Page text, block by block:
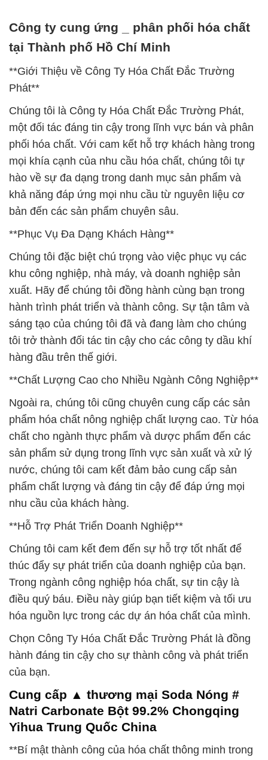
Công ty cung ứng _ phân phối hóa chất
tại Thành phố Hồ Chí Minh
**Giới Thiệu về Công Ty Hóa Chất Đắc Trường
Phát**
Chúng tôi là Công ty Hóa Chất Đắc Trường Phát,
một đối tác đáng tin cậy trong lĩnh vực bán và phân
phối hóa chất. Với cam kết hỗ trợ khách hàng trong
mọi khía cạnh của nhu cầu hóa chất, chúng tôi tự
hào về sự đa dạng trong danh mục sản phẩm và
khả năng đáp ứng mọi nhu cầu từ nguyên liệu cơ
bản đến các sản phẩm chuyên sâu.
**Phục Vụ Đa Dạng Khách Hàng**
Chúng tôi đặc biệt chú trọng vào việc phục vụ các
khu công nghiệp, nhà máy, và doanh nghiệp sản
xuất. Hãy để chúng tôi đồng hành cùng bạn trong
hành trình phát triển và thành công. Sự tận tâm và
sáng tạo của chúng tôi đã và đang làm cho chúng
tôi trở thành đối tác tin cậy cho các công ty dầu khí
hàng đầu trên thế giới.
**Chất Lượng Cao cho Nhiều Ngành Công Nghiệp**
Ngoài ra, chúng tôi cũng chuyên cung cấp các sản
phẩm hóa chất nông nghiệp chất lượng cao. Từ hóa
chất cho ngành thực phẩm và dược phẩm đến các
sản phẩm sử dụng trong lĩnh vực sản xuất và xử lý
nước, chúng tôi cam kết đảm bảo cung cấp sản
phẩm chất lượng và đáng tin cậy để đáp ứng mọi
nhu cầu của khách hàng.
**Hỗ Trợ Phát Triển Doanh Nghiệp**
Chúng tôi cam kết đem đến sự hỗ trợ tốt nhất để
thúc đẩy sự phát triển của doanh nghiệp của bạn.
Trong ngành công nghiệp hóa chất, sự tin cậy là
điều quý báu. Điều này giúp bạn tiết kiệm và tối ưu
hóa nguồn lực trong các dự án hóa chất của mình.
Chọn Công Ty Hóa Chất Đắc Trường Phát là đồng
hành đáng tin cậy cho sự thành công và phát triển
của bạn.
Cung cấp ▲ thương mại Soda Nóng #
Natri Carbonate Bột 99.2% Chongqing
Yihua Trung Quốc China
**Bí mật thành công của hóa chất thông minh trong